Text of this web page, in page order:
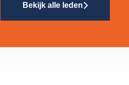
Bekijk alle leden